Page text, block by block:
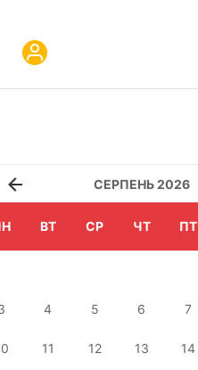
СЕРПЕНЬ 2026
ВТ СР ЧТ ПТ
4 5 6 7
11 12 13 14